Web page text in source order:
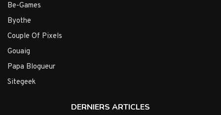
Be-Games
Byothe
Couple Of Pixels
Gouaig
Papa Blogueur
Sitegeek
DERNIERS ARTICLES